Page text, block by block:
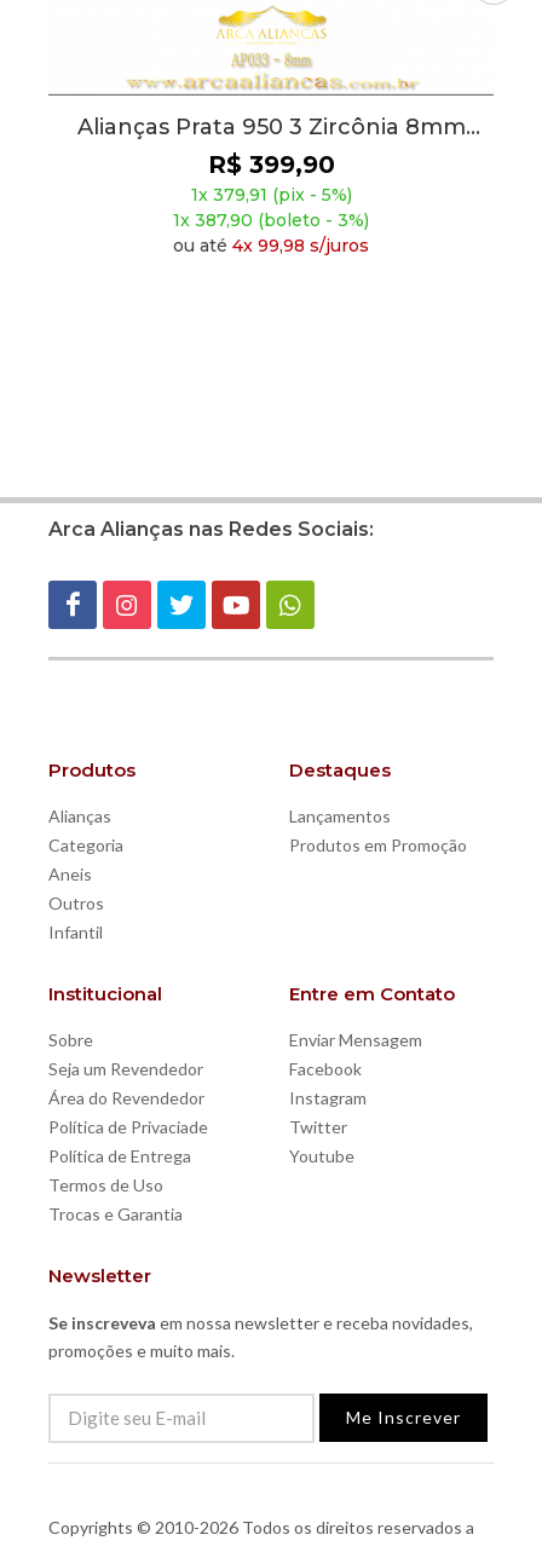
Nossa Senhora - UNIDADE
R$ 254,90
1x 242,16 (pix - 5%)
1x 247,25 (boleto - 3%)
ou até 4x 63,73 s/juros
Arca Alianças nas Redes Sociais:
Produtos
Alianças
Categoria
Aneis
Outros
Infantil
Destaques
Lançamentos
Produtos em Promoção
Institucional
Sobre
Seja um Revendedor
Área do Revendedor
Política de Privaciade
Política de Entrega
Termos de Uso
Trocas e Garantia
Entre em Contato
Enviar Mensagem
Facebook
Instagram
Twitter
Youtube
Newsletter
Se inscreveva em nossa newsletter e receba novidades,
promoções e muito mais.
Me Inscrever
Copyrights © 2010-2026 Todos os direitos reservados a